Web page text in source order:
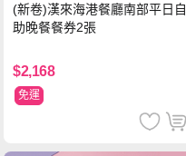
(新卷)漢來海港餐廳南部平日自
助晚餐餐券2張
$2,168
免運